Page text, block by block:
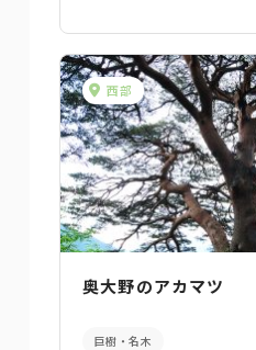
西部
奥大野のアカマツ
巨樹・名木